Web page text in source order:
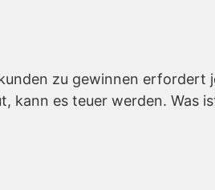
zu gewinnen erfordert
es teuer werden. Was